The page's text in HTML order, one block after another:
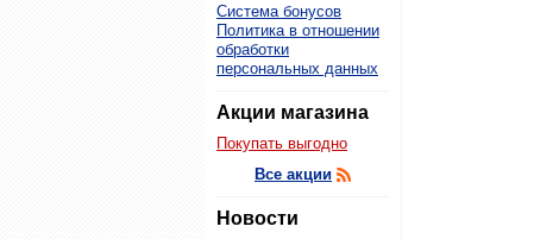
Система бонусов
Политика в отношении
обработки
персональных данных
Акции магазина
Покупать выгодно
Все акции
Новости